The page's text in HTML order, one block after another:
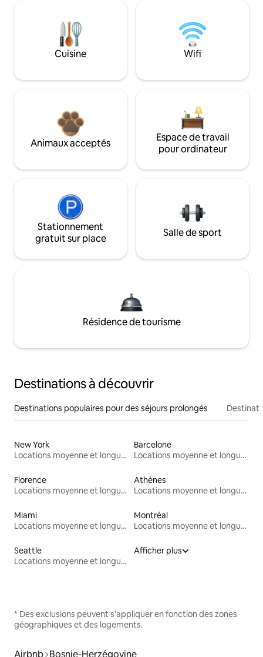
Cuisine Wifi
Animaux acceptés
Espace de travail
pour ordinateur
Stationnement
gratuit sur place
Salle de sport
Résidence de tourisme
Destinations à découvrir
Destinations populaires pour des séjours prolongés
New York
Locations moyenne et longue durée
Barcelone
Locations moyenne et longue durée
Florence
Locations moyenne et longue durée
Athènes
Locations moyenne et longue durée
Miami
Locations moyenne et longue durée
Montréal
Locations moyenne et longue durée
Seattle
Locations moyenne et longue durée
Afficher plus
* Des exclusions peuvent s'appliquer en fonction des zones
géographiques et des logements.
Airbnb Bosnie-Herzégovine